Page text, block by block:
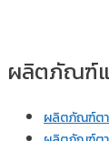
ผลิตภัณฑ์แ
ผลิตภัณฑ์ต